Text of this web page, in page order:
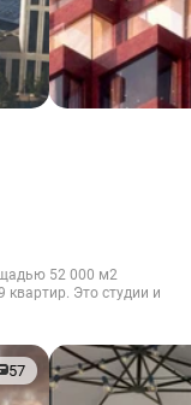
52 000 м2
Это студии и
57